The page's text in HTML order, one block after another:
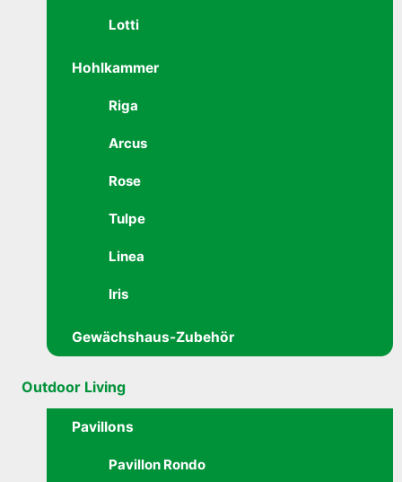
Lotti
Hohlkammer
Riga
Arcus
Rose
Tulpe
Linea
Iris
Gewächshaus-Zubehör
Outdoor Living
Pavillons
Pavillon Rondo